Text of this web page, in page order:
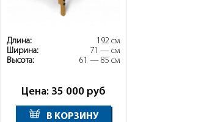
Длина:
192 см
Ширина:
71 — см
Высота:
61 — 85 см
Цена: 35 000 руб
В КОРЗИНУ